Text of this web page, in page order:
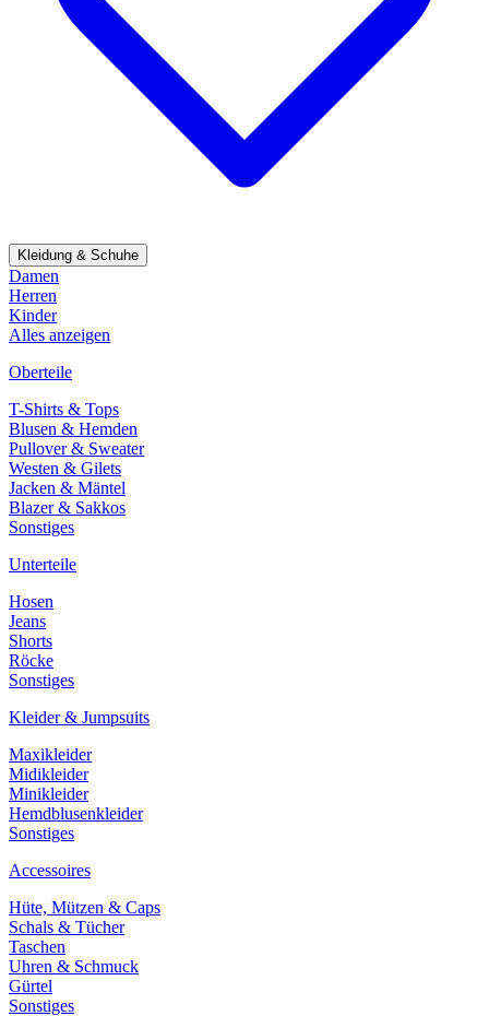
Kleidung & Schuhe
Damen
Herren
Kinder
Alles anzeigen
Oberteile
T-Shirts & Tops
Blusen & Hemden
Pullover & Sweater
Westen & Gilets
Jacken & Mäntel
Blazer & Sakkos
Sonstiges
Unterteile
Hosen
Jeans
Shorts
Röcke
Sonstiges
Kleider & Jumpsuits
Maxikleider
Midikleider
Minikleider
Hemdblusenkleider
Sonstiges
Accessoires
Hüte, Mützen & Caps
Schals & Tücher
Taschen
Uhren & Schmuck
Gürtel
Sonstiges